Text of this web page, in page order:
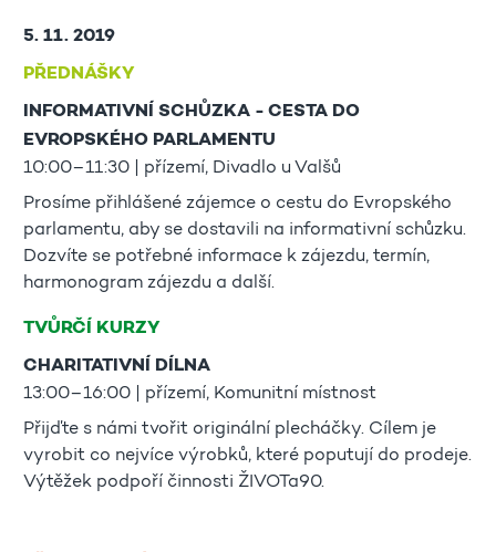
5. 11. 2019
PŘEDNÁŠKY
INFORMATIVNÍ SCHŮZKA - CESTA DO
EVROPSKÉHO PARLAMENTU
10:00–11:30 | přízemí, Divadlo u Valšů
Prosíme přihlášené zájemce o cestu do Evropského
parlamentu, aby se dostavili na informativní schůzku.
Dozvíte se potřebné informace k zájezdu, termín,
harmonogram zájezdu a další.
TVŮRČÍ KURZY
CHARITATIVNÍ DÍLNA
13:00–16:00 | přízemí, Komunitní místnost
Přijďte s námi tvořit originální plecháčky. Cílem je
vyrobit co nejvíce výrobků, které poputují do prodeje.
Výtěžek podpoří činnosti ŽIVOTa90.